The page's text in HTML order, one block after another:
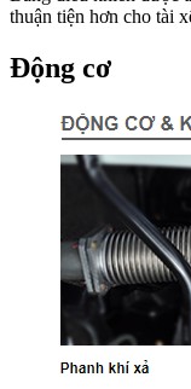
thuận tiện hơn cho tài
Động cơ